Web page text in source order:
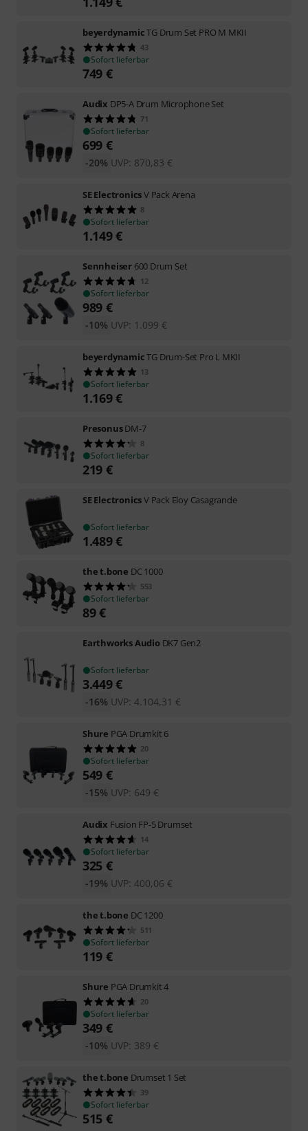
beyerdynamicTG Drum Set PRO M MKII
43
Sofort lieferbar
749 €
Audix DP5-A Drum Microphone Set
71
Sofort lieferbar
699 €
UVP: 870,83 €
-20%
SE ElectronicsV Pack Arena
8
Sofort lieferbar
1.149€
Sennheiser 600 Drum Set
12
Sofort lieferbar
989 €
UVP: 1.099 €
-10%
beyerdynamicTG Drum-Set Pro L MKII
13
Sofort lieferbar
1.169€
PresonusDM-7
8
Sofort lieferbar
219 €
SE ElectronicsV Pack Eloy Casagrande
Sofort lieferbar
1.489€
the t.bone DC 1000
553
Sofort lieferbar
89€
Earthworks Audio DK7 Gen2
Sofort lieferbar
3.449€
UVP: 4.104,31 €
-16%
Shure PGA Drumkit 6
20
Sofort lieferbar
549 €
UVP: 649 €
-15%
Audix Fusion FP-5 Drumset
14
Sofort lieferbar
325 €
UVP: 400,06 €
-19%
the t.bone DC 1200
511
Sofort lieferbar
119 €
Shure PGA Drumkit 4
20
Sofort lieferbar
349 €
UVP: 389 €
-10%
the t.bone Drumset 1 Set
39
Sofort lieferbar
515 €